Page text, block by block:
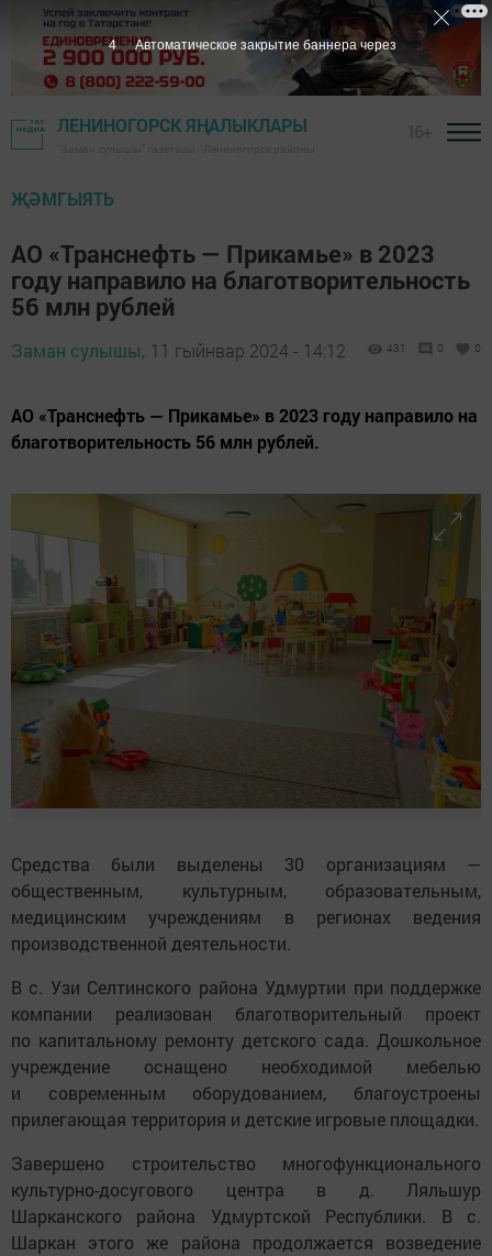
ЛЕНИНОГОРСК ЯҢАЛЫКЛАРЫ
ҖӘМГЫЯТЬ
АО «Транснефть — Прикамье» в 2023
году направило на благотворительность
56 млн рублей
Заман сулышы, 11 гыйнвар 2024 - 14:12 431 0 0
АО «Транснефть — Прикамье» в 2023 году направило на
благотворительность 56 млн рублей.
Средства были выделены 30 организациям —
общественным, культурным, образовательным,
медицинским учреждениям в регионах ведения
производственной деятельности.
В с. Узи Селтинского района Удмуртии при поддержке
компании реализован благотворительный проект
по капитальному ремонту детского сада. Дошкольное
учреждение оснащено необходимой мебелью
и современным оборудованием, благоустроены
прилегающая территория и детские игровые площадки.
Завершено строительство многофункционального
культурно-досугового центра в д. Ляльшур
Шарканского района Удмуртской Республики. В с.
Шаркан этого же района продолжается возведение
3 Автоматическое закрытие баннера через